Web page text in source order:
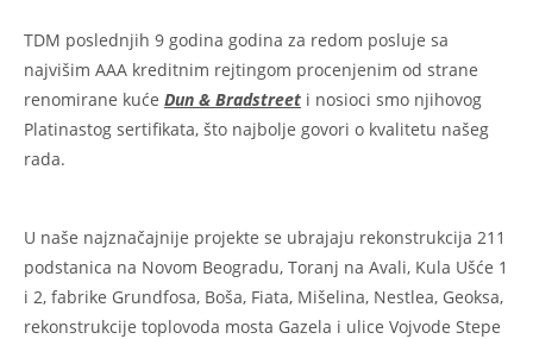
TDM poslednjih 9 godina godina za redom posluje sa
najvišim AAA kreditnim rejtingom procenjenim od strane
renomirane kuće Dun & Bradstreet i nosioci smo njihovog
Platinastog sertifikata, što najbolje govori o kvalitetu našeg
rada.
U naše najznačajnije projekte se ubrajaju rekonstrukcija 211
podstanica na Novom Beogradu, Toranj na Avali, Kula Ušće 1
i 2, fabrike Grundfosa, Boša, Fiata, Mišelina, Nestlea, Geoksa,
rekonstrukcije toplovoda mosta Gazela i ulice Vojvode Stepe